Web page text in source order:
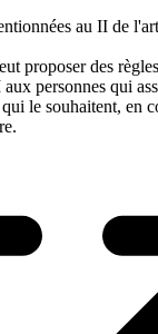
au II de
proposer des
personnes qui
le souhaitent, en